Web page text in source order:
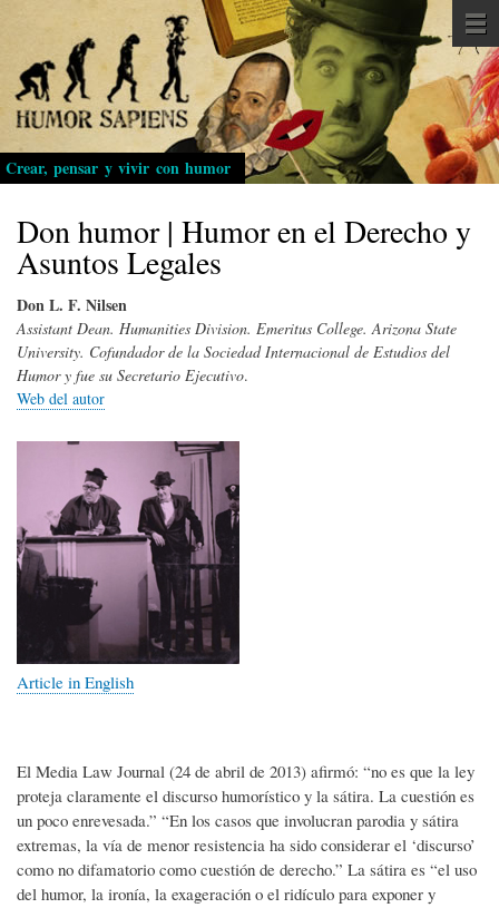
Pasar
al
contenido
principal
Crear, pensar y vivir con humor
Don humor | Humor en el Derecho y
Asuntos Legales
Don L. F. Nilsen
Assistant Dean. Humanities Division. Emeritus College. Arizona State
University. Cofundador de la Sociedad Internacional de Estudios del
Humor y fue su Secretario Ejecutivo.
Web del autor
Article in English
El Media Law Journal (24 de abril de 2013) afirmó: “no es que la ley
proteja claramente el discurso humorístico y la sátira. La cuestión es
un poco enrevesada.” “En los casos que involucran parodia y sátira
extremas, la vía de menor resistencia ha sido considerar el ‘discurso’
como no difamatorio como cuestión de derecho.” La sátira es “el uso
del humor, la ironía, la exageración o el ridículo para exponer y